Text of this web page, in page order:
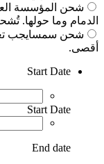
شحن المؤسسة
الدمام وما حولها.
شحن سمسايجب
أقصى.
Start Date
Start Date
End date